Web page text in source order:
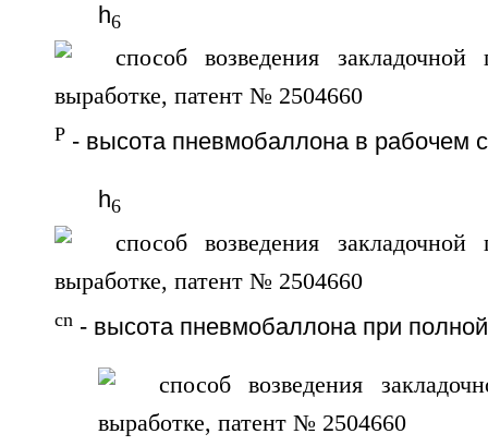
h6
P - высота пневмобаллона в рабочем
h6
cn- высота пневмобаллона при полной